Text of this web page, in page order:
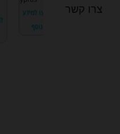
צרו קשרמ"ר
לחצו למידע